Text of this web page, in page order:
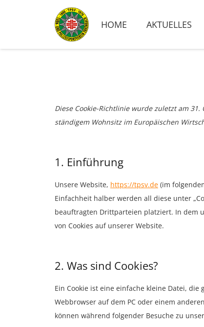
HOME AKTUELLES
Diese Cookie-Richtlinie wurde zuletzt am
ständigem Wohnsitz im Europäischen
1. Einführung
Unsere Website, https://tpsv.de (im
Einfachheit halber werden all diese unter
beauftragten Drittparteien platziert. In dem
von Cookies auf unserer Website.
2. Was sind Cookies?
Ein Cookie ist eine einfache kleine Datei,
Webbrowser auf dem PC oder einem
können während folgender Besuche zu